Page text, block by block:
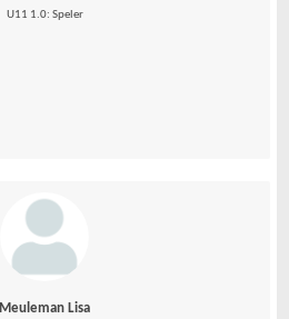
U11 1.0: Speler
Meuleman Lisa